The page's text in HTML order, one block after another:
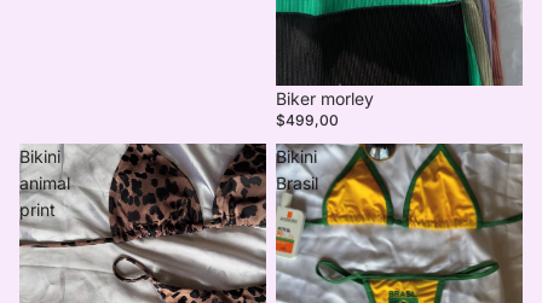
Biker morley
$499,00
Bikini
animal
print
Bikini
Brasil